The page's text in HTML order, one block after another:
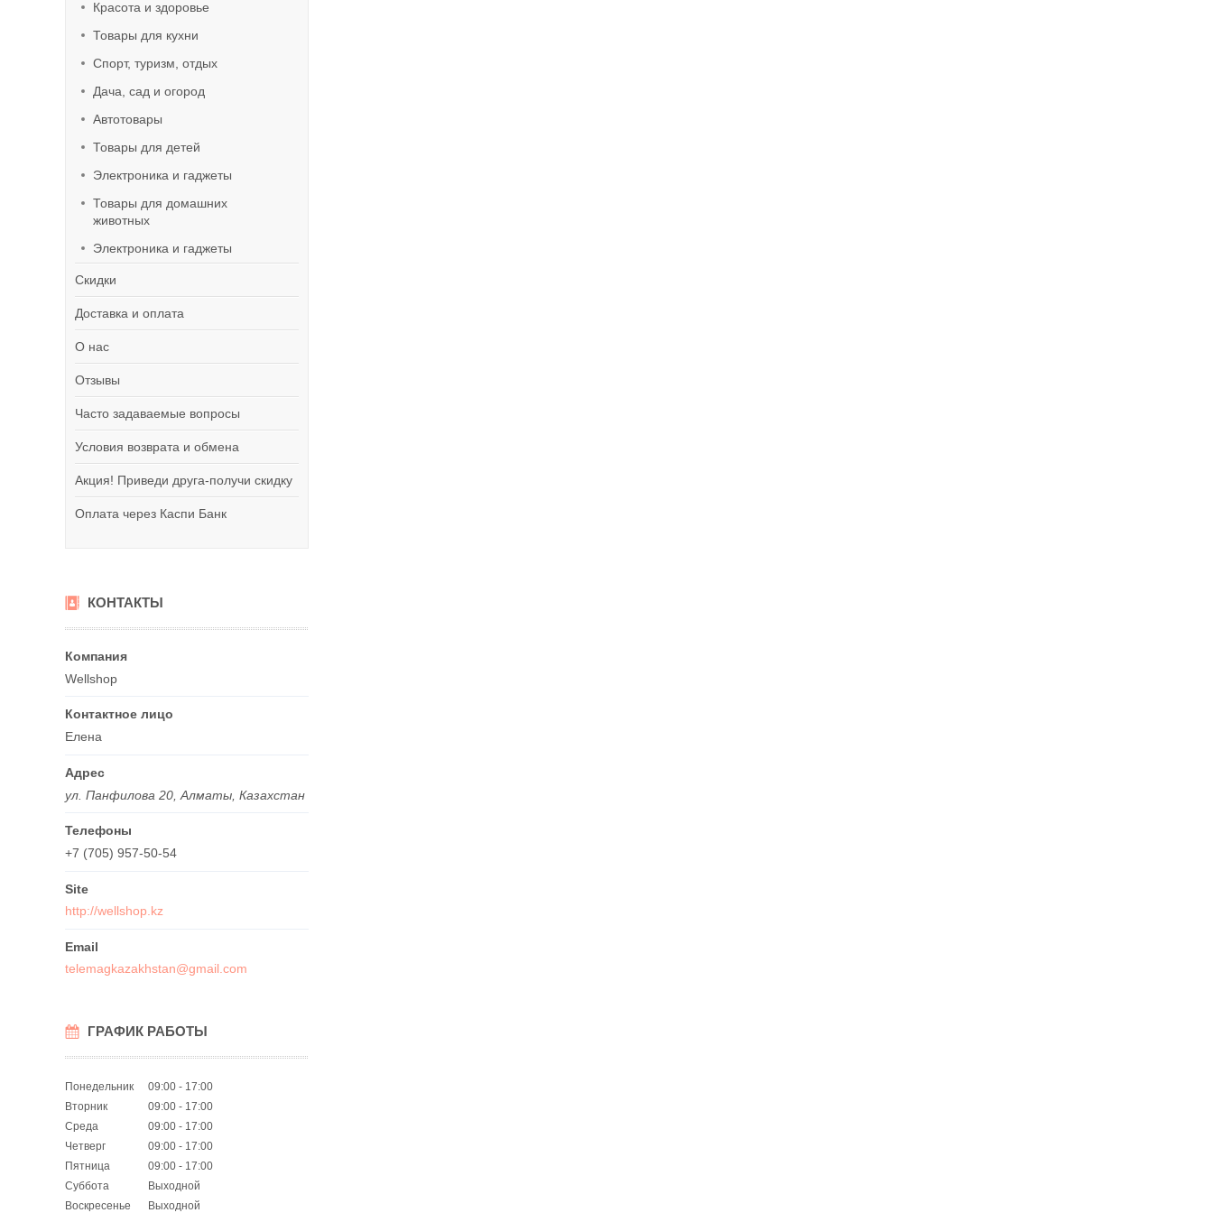
Красота и здоровье
Товары для кухни
Спорт, туризм, отдых
Дача, сад и огород
Автотовары
Товары для детей
Электроника и гаджеты
Товары для домашних
животных
Электроника и гаджеты
Скидки
Доставка и оплата
О нас
Отзывы
Часто задаваемые вопросы
Условия возврата и обмена
Акция! Приведи друга-получи скидку
Оплата через Каспи Банк
КОНТАКТЫ
Wellshop
Елена
ул. Панфилова 20, Алматы, Казахстан
+7 (705) 957-50-54
http://wellshop.kz
telemagkazakhstan@gmail.com
ГРАФИК РАБОТЫ
Понедельник 09:00
17:00
Вторник
09:00
17:00
Среда
09:00
17:00
Четверг
09:00
17:00
Пятница
09:00
17:00
Суббота
Выходной
Воскресенье
Выходной